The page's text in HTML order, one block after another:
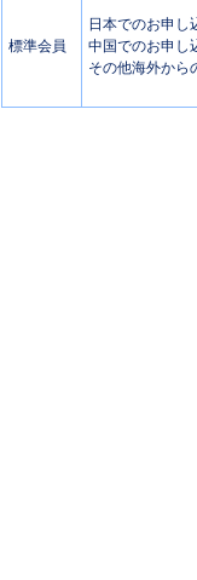
標準会員
日本でのお申し
中国でのお申し
その他海外から